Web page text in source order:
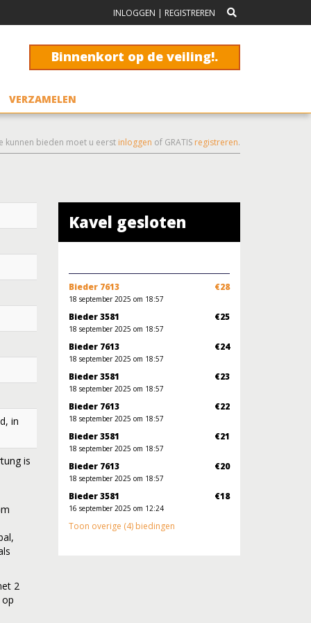
INLOGGEN | REGISTREREN
Binnenkort op de veiling!.
VERZAMELEN
kunnen bieden moet u eerst inloggen of GRATIS registreren.
in
is
2
Kavel gesloten
Bieder 7613 €28
18 september 2025 om 18:57
Bieder 3581 €25
18 september 2025 om 18:57
Bieder 7613 €24
18 september 2025 om 18:57
Bieder 3581 €23
18 september 2025 om 18:57
Bieder 7613 €22
18 september 2025 om 18:57
Bieder 3581 €21
18 september 2025 om 18:57
Bieder 7613 €20
18 september 2025 om 18:57
Bieder 3581 €18
16 september 2025 om 12:24
Toon overige (4) biedingen